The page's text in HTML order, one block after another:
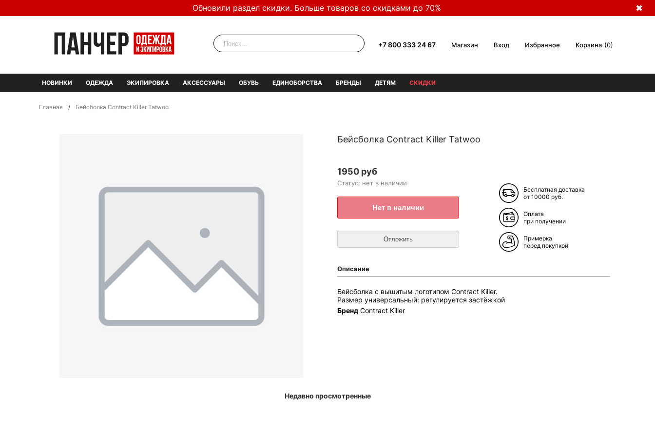
Обновили раздел скидки. Больше товаров со скидками до 70% ✖
+7 800 333 24 67 Магазин Вход Избранное Корзина 0
НОВИНКИ ОДЕЖДА ЭКИПИРОВКА АКСЕССУАРЫ ОБУВЬ ЕДИНОБОРСТВА БРЕНДЫ ДЕТЯМ СКИДКИ
Главная / Бейсболка Contract Killer Tatwoo
Бейсболка Contract Killer Tatwoo
1950 руб
Статус: нет в наличии
Бесплатная доставка
от 10000 руб.
Оплата
при получении
Примерка
перед покупкой
Описание
Бейсболка с вышитым логотипом Contract Killer.
Размер универсальный: регулируется застёжкой
Бренд Contract Killer
Недавно просмотренные